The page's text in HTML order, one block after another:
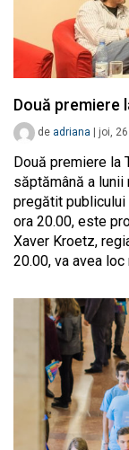
Două premiere
de adriana joi,
Două premiere la
săptămână a lunii
pregătit publicului
ora 20.00, este
Xaver Kroetz,
20.00, va avea